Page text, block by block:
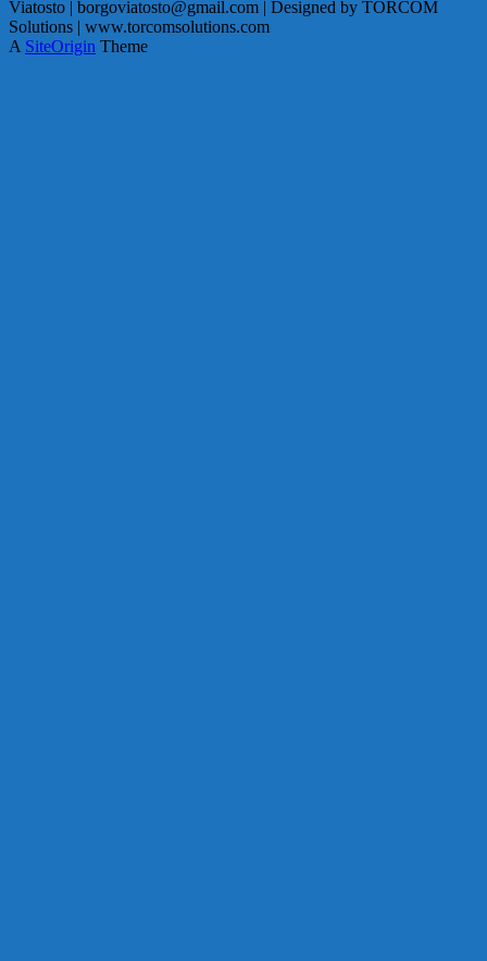
Viatosto | borgoviatosto@gmail.com | Designed by TORCOM
Solutions | www.torcomsolutions.com
A SiteOrigin Theme